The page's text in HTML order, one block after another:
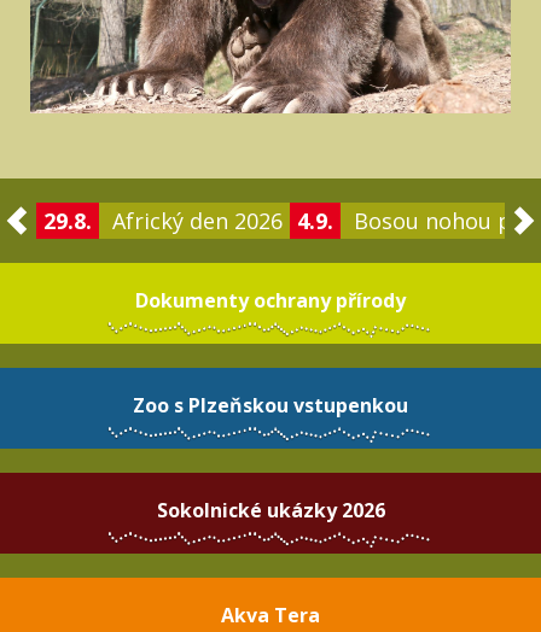
29.8. Africký den 2026 4.9. Bosou nohou po
Dokumenty ochrany přírody
Zoo s Plzeňskou vstupenkou
Sokolnické ukázky 2026
Akva Tera